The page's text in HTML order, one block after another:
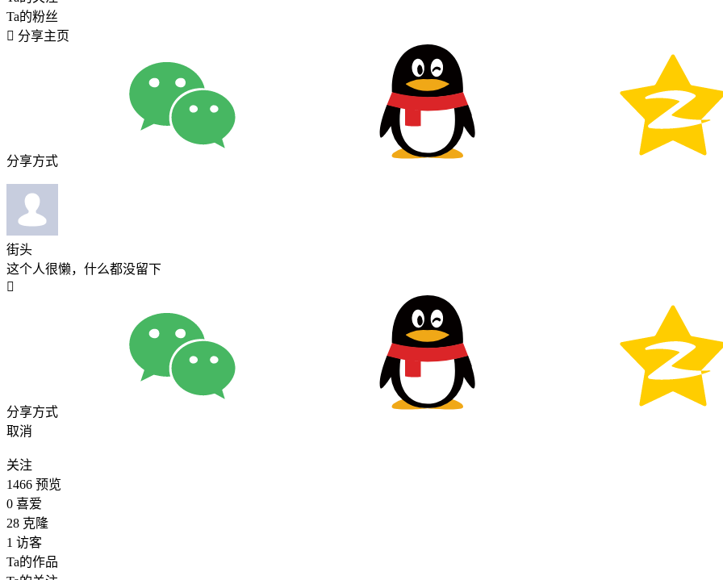
Ta的粉丝
 分享主页
分享方式
街头
这个人很懒，什么都没留下

分享方式
取消
关注
1466 预览
0 喜爱
28 克隆
1 访客
Ta的作品